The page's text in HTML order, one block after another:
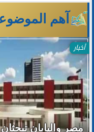
آهم
أخبار
مصر واليابان